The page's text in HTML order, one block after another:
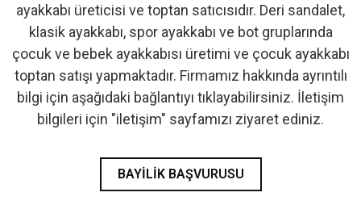
ayakkabı üreticisi ve toptan satıcısıdır. Deri sandalet,
klasik ayakkabı, spor ayakkabı ve bot gruplarında
çocuk ve bebek ayakkabısı üretimi ve çocuk ayakkabı
toptan satışı yapmaktadır. Firmamız hakkında ayrıntılı
bilgi için aşağıdaki bağlantıyı tıklayabilirsiniz. İletişim
bilgileri için "iletişim" sayfamızı ziyaret ediniz.
BAYILIK BAŞVURUSU